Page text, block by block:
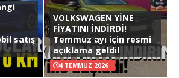
satış
VOLKSWAGEN YİNE
FİYATINI İNDİRDİ!
Temmuz ayı için resmi
açıklama geldi!
4 TEMMUZ 2026